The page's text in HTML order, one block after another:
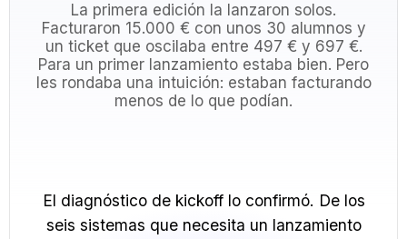
La primera edición la lanzaron solos.
Facturaron 15.000 € con unos 30 alumnos y
un ticket que oscilaba entre 497 € y 697 €.
Para un primer lanzamiento estaba bien. Pero
les rondaba una intuición: estaban facturando
menos de lo que podían.
El diagnóstico de kickoff lo confirmó. De los
seis sistemas que necesita un lanzamiento